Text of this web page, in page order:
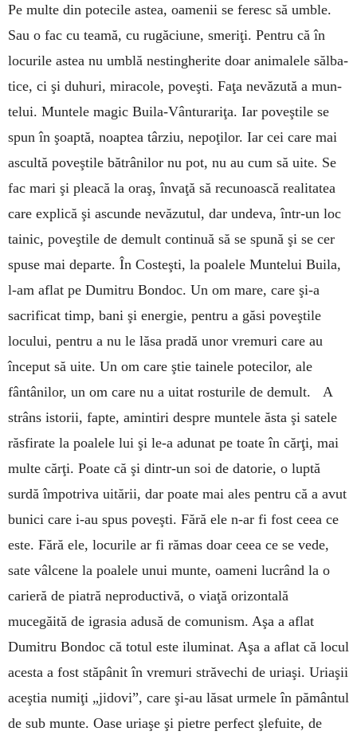
Pe multe din po­tecile astea, oa­menii se feresc să umble.
Sau o fac cu teamă, cu rugă­ciu­ne, smeriţi. Pen­­tru că în
locurile astea nu umblă ne­stinghe­rite doar a­ni­­malele sălba­
tice, ci şi duhuri, mi­ra­cole, poveşti. Fa­ţa nevăzută a mun­
telui. Muntele ma­gic Buila-Vân­tu­rariţa. Iar po­veştile se
spun în şoaptă, noaptea târ­ziu, ne­poţilor. Iar cei care mai
ascultă po­veştile bătrânilor nu pot, nu au cum să uite. Se
fac mari şi pleacă la oraş, învaţă să recunoas­că reali­ta­tea
care explică şi as­cunde nevăzutul, dar undeva, într-un loc
tai­­nic, poveştile de de­mult continuă să se spu­nă şi se cer
spuse mai de­parte. În Cos­teşti, la poalele Mun­telui Buila,
l-am aflat pe Dumitru Bon­doc. Un om mare, care şi-a
sacrificat timp, bani şi energie, pentru a găsi poveştile
locului, pen­tru a nu le lăsa pradă unor vre­muri care au
început să uite. Un om care ştie tainele po­tecilor, ale
fântâ­ni­lor, un om care nu a uitat ros­turile de demult. A
strâns is­to­rii, fapte, amintiri des­pre muntele ăsta şi satele
răs­firate la poalele lui şi le-a adunat pe toate în cărţi, mai
multe cărţi. Poa­te că şi dintr-un soi de da­torie, o luptă
surdă împotriva uitării, dar poate mai ales pen­tru că a avut
bunici care i-au spus po­veşti. Fără ele n-ar fi fost ceea ce
este. Fă­ră ele, locurile ar fi rămas doar ceea ce se vede,
sate vâlcene la poalele unui mun­te, oameni lucrând la o
carieră de piatră neproductivă, o viaţă orizontală
mucegăită de igrasia adusă de comunism. Aşa a aflat
Dumitru Bon­doc că totul este iluminat. Aşa a aflat că lo­cul
acesta a fost stăpânit în vremuri stră­vechi de uriaşi. Uriaşii
aceştia numiţi „jidovi”, care şi-au lăsat urmele în pământul
de sub munte. Oase uriaşe şi pietre perfect şlefuite, de